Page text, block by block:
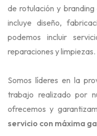
de rotulación y
incluye diseño,
podemos incluir
reparaciones y limpiezas.
Somos líderes en la
trabajo realizado por
ofrecemos y
servicio con máxima